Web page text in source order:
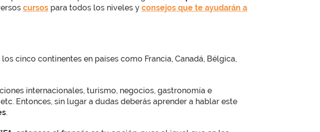
cursos para todos los niveles y consejos que te ayudarán a
cinco continentes en países como Francia, Canadá, Bélgica,
internacionales, turismo, negocios, gastronomía e
etc. Entonces, sin lugar a dudas deberás aprender a hablar este
.